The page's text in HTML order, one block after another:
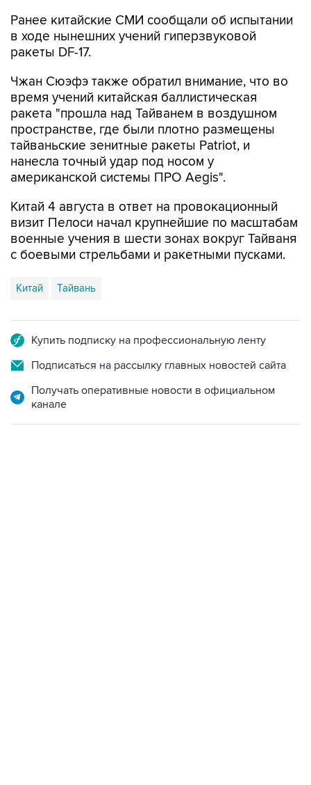
Ранее китайские СМИ сообщали об испытании
в ходе нынешних учений гиперзвуковой
ракеты DF-17.
Чжан Сюэфэ также обратил внимание, что во
время учений китайская баллистическая
ракета "прошла над Тайванем в воздушном
пространстве, где были плотно размещены
тайваньские зенитные ракеты Patriot, и
нанесла точный удар под носом у
американской системы ПРО Aegis".
Китай 4 августа в ответ на провокационный
визит Пелоси начал крупнейшие по масштабам
военные учения в шести зонах вокруг Тайваня
с боевыми стрельбами и ракетными пусками.
Китай Тайвань
Купить подписку на профессиональную ленту
Подписаться на рассылку главных новостей сайта
Получать оперативные новости в официальном
канале